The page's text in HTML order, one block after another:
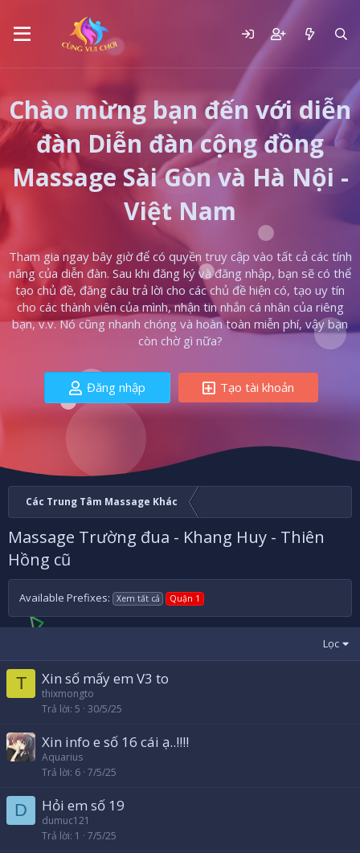
Chào mừng bạn đến với diễn
đàn Diễn đàn cộng đồng
Massage Sài Gòn và Hà Nội -
Việt Nam
Tham gia ngay bây giờ để có quyền truy cập vào tất cả các tính
năng của diễn đàn. Sau khi đăng ký và đăng nhập, bạn sẽ có thể
tạo chủ đề, đăng câu trả lời cho các chủ đề hiện có, tạo uy tín
cho các thành viên của mình, nhận tin nhắn cá nhân của riêng
bạn, v.v. Nó cũng nhanh chóng và hoàn toàn miễn phí, vậy bạn
còn chờ gì nữa?
Đăng nhập Tạo tài khoản
Các Trung Tâm Massage Khác
Massage Trường đua - Khang Huy - Thiên
Hồng cũ
Available Prefixes: Xem tất cả Quận 1
Lọc
T Xin số mấy em V3 to
thixmongto
Trả lời 5 30/5/25
Xin info e số 16 cái ạ..!!!!
Aquarius
Trả lời 6 7/5/25
D Hỏi em số 19
dumuc121
Trả lời 1 7/5/25